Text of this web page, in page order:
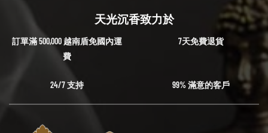
天光沉香致力於
訂單滿 500,000 越南盾免國內運
費
7天免費退貨
24/7 支持 99% 滿意的客戶